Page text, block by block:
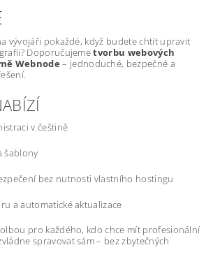
vývojáři pokaždé, když budete chtít upravit
Doporučujemetvorbu webových
Webnode – jednoduché, bezpečné a
v češtině
šablony
bez nutnosti vlastního hostingu
a automatické aktualizace
pro každého, kdo chce mít profesionální
spravovat sám – bez zbytečných